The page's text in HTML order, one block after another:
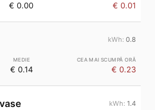
€ 0.00 € 0.01
0.8
€ 0.14 € 0.23
1.4